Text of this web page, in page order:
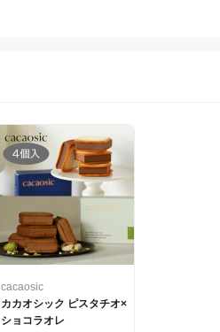
cacaosic
カカオシック ピスタチオ×
ショコラオレ